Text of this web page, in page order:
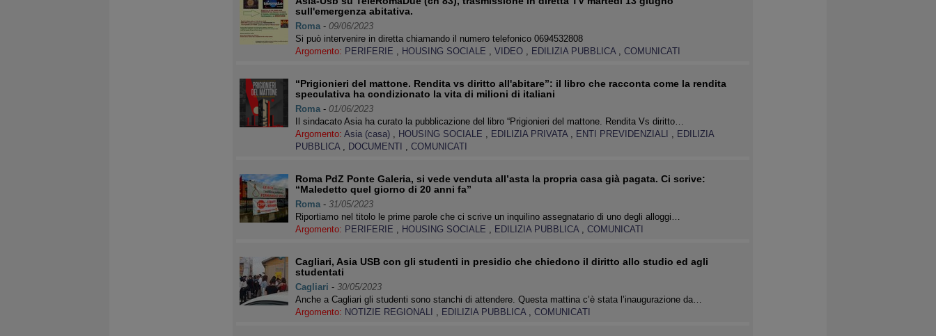
sull'emergenza abitativa.
Roma- 09/06/2023
Si può intervenire in diretta chiamando il numero telefonico 0694532808
Argomento: PERIFERIE , HOUSING SOCIALE , VIDEO , EDILIZIA PUBBLICA , COMUNICATI
“Prigionieri del mattone. Rendita vs diritto all'abitare”: il libro che racconta come la rendita
speculativa ha condizionato la vita di milioni di italiani
Roma- 01/06/2023
Il sindacato Asia ha curato la pubblicazione del libro “Prigionieri del mattone. Rendita Vs diritto…
Argomento: Asia (casa) , HOUSING SOCIALE , EDILIZIA PRIVATA , ENTI PREVIDENZIALI , EDILIZIA
PUBBLICA , DOCUMENTI , COMUNICATI
Roma PdZ Ponte Galeria, si vede venduta all’asta la propria casa già pagata. Ci scrive:
“Maledetto quel giorno di 20 anni fa”
Roma- 31/05/2023
Riportiamo nel titolo le prime parole che ci scrive un inquilino assegnatario di uno degli alloggi…
Argomento: PERIFERIE , HOUSING SOCIALE , EDILIZIA PUBBLICA , COMUNICATI
Cagliari, Asia USB con gli studenti in presidio che chiedono il diritto allo studio ed agli
studentati
Cagliari - 30/05/2023
Anche a Cagliari gli studenti sono stanchi di attendere. Questa mattina c’è stata l’inaugurazione da…
Argomento: NOTIZIE REGIONALI , EDILIZIA PUBBLICA , COMUNICATI